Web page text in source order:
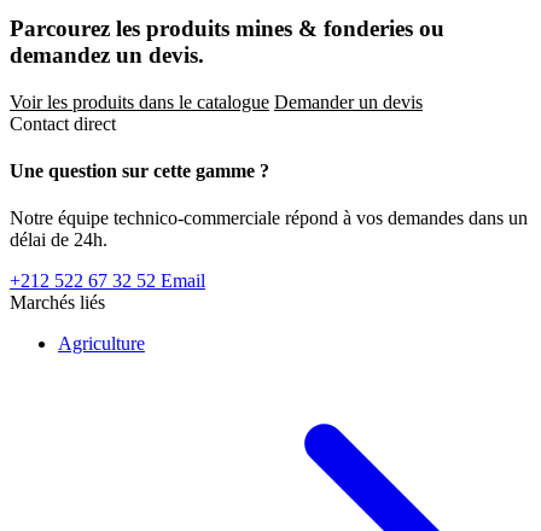
Parcourez les produits mines & fonderies ou
demandez un devis.
Voir les produits dans le catalogue Demander un devis
Contact direct
Une question sur cette gamme ?
Notre équipe technico-commerciale répond à vos demandes dans un
délai de 24h.
+212 522 67 32 52 Email
Marchés liés
Agriculture